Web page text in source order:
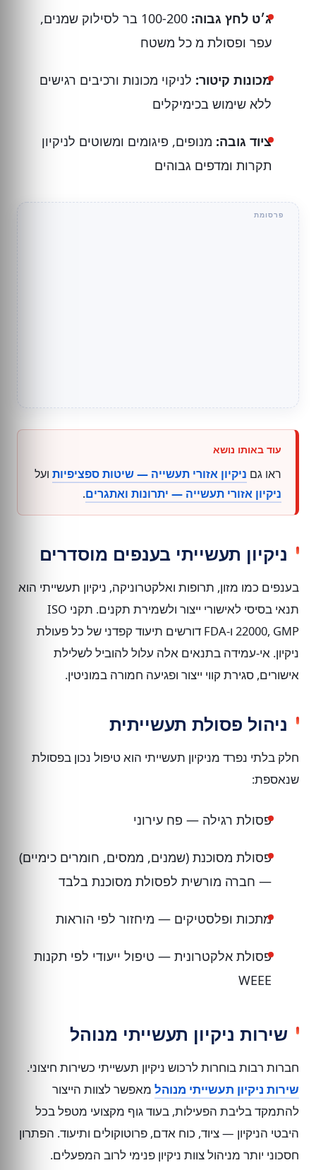
ג׳ט לחץ גבוה:
100-200 בר לסילוק שמנים,
עפר ופסולת מ כל משטח
מכונות קיטור: לניקוי מכונות ורכיבים רגישים
ללא שימוש בכימיקלים
ציוד גובה: מנופים, פיגומים ומשוטים לניקיון
תקרות ומדפים גבוהים
ראו גם ניקיון אזורי תעשייה — שיטות ספציפיות ועל
ניקיון אזורי תעשייה — יתרונות ואתגרים.
ניקיון תעשייתי בענפים מוסדרים
בענפים כמו מזון, תרופות ואלקטרוניקה, ניקיון תעשייתי הוא
תנאי בסיסי לאישורי ייצור ולשמירת תקנים. תקני ISO
22000, GMP ו-FDA דורשים תיעוד קפדני של כל פעולת
ניקיון. אי-עמידה בתנאים אלה עלול להוביל לשלילת
אישורים, סגירת קווי ייצור ופגיעה חמורה במוניטין.
ניהול פסולת תעשייתית
חלק בלתי נפרד מניקיון תעשייתי הוא טיפול נכון בפסולת
שנאספת:
פסולת רגילה — פח עירוני
פסולת מסוכנת (שמנים, ממסים, חומרים כימיים)
— חברה מורשית לפסולת מסוכנת בלבד
מתכות ופלסטיקים — מיחזור לפי הוראות
פסולת אלקטרונית — טיפול ייעודי לפי תקנות
WEEE
שירות ניקיון תעשייתי מנוהל
חברות רבות בוחרות לרכוש ניקיון תעשייתי כשירות חיצוני.
שירות ניקיון תעשייתי מנוהל מאפשר לצוות הייצור
להתמקד בליבת הפעילות, בעוד גוף מקצועי מטפל בכל
היבטי הניקיון — ציוד, כוח אדם, פרוטוקולים ותיעוד. הפתרון
חסכוני יותר מניהול צוות ניקיון פנימי לרוב המפעלים.